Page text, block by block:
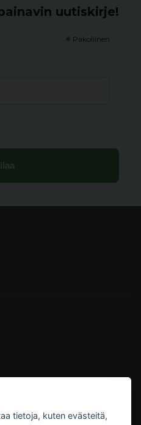
uutiskirje!
* Pakollinen
tietoja, kuten evästeitä,